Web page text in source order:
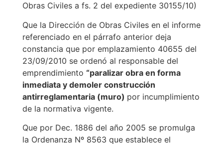
Obras Civiles a fs. 2 del expediente 30155/10)
Que la Dirección de Obras Civiles en el informe
referenciado en el párrafo anterior deja
constancia que por emplazamiento 40655 del
23/09/2010 se ordenó al responsable del
emprendimiento “paralizar obra en forma
inmediata y demoler construcción
antirreglamentaria (muro) por incumplimiento
de la normativa vigente.
Que por Dec. 1886 del año 2005 se promulga
la Ordenanza Nº 8563 que establece el